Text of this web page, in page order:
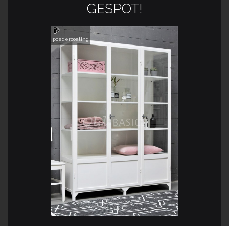
GESPOT!
poedercoating